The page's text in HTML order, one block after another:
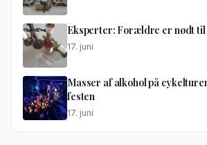
Eksperter: Forældre er nødt til
17. juni
Masser af alkohol på
festen
17. juni